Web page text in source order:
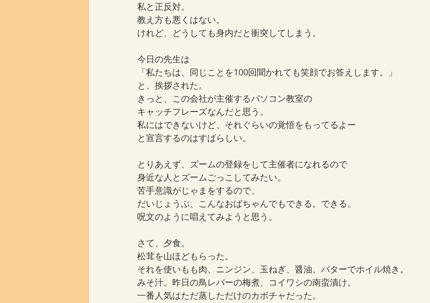
私と正反対。
教え方も悪くはない。
けれど、どうしても身内だと衝突してしまう。
今日の先生は
「私たちは、同じことを100回聞かれても笑顔でお答えします。」
と、挨拶された。
きっと、この会社が主催するパソコン教室の
キャッチフレーズなんだと思う。
私にはできないけど、それぐらいの覚悟をもってるよー
と宣言するのはすばらしい。
とりあえず、ズームの登録をして主催者になれるので
身近な人とズームごっこしてみたい。
苦手意識がじゃまをするので、
だいじょうぶ、こんなおばちゃんでもできる。できる。
呪文のように唱えてみようと思う。
さて、夕食。
松茸を山ほどもらった。
それを使いもも肉、ニンジン、玉ねぎ、醤油、バターでホイル焼き。
みそ汁。昨日の鳥レバーの梅煮、コイワシの南蛮漬け。
一番人気はただ蒸しただけのカボチャだった。